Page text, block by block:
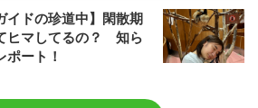
イドの珍道中】閑散期
ヒマしてるの？ 知ら
ート！